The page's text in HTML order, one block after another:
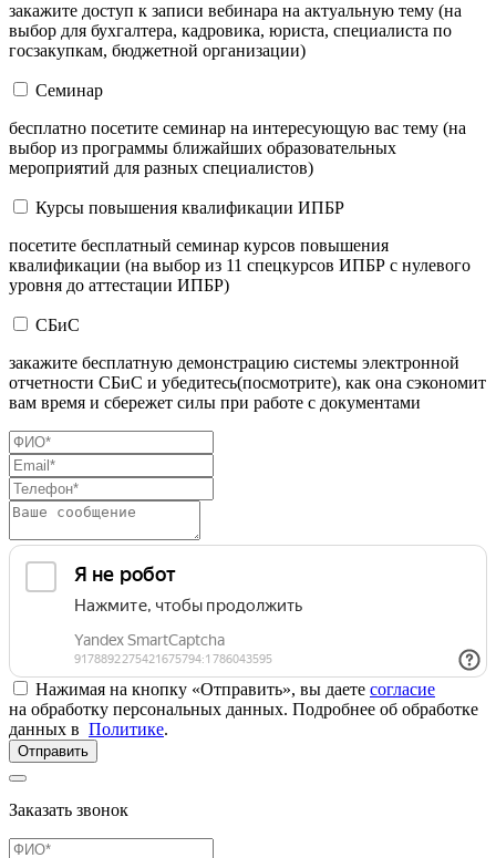
закажите доступ к записи вебинара на актуальную тему (на
выбор для бухгалтера, кадровика, юриста, специалиста по
госзакупкам, бюджетной организации)
Семинар
бесплатно посетите семинар на интересующую вас тему (на
выбор из программы ближайших образовательных
мероприятий для разных специалистов)
Курсы повышения квалификации ИПБР
посетите бесплатный семинар курсов повышения
квалификации (на выбор из 11 спецкурсов ИПБР с нулевого
уровня до аттестации ИПБР)
СБиС
закажите бесплатную демонстрацию системы электронной
отчетности СБиС и убедитесь(посмотрите), как она сэкономит
вам время и сбережет силы при работе с документами
Нажимая на кнопку «Отправить», вы даете согласие
на обработку персональных данных. Подробнее об обработке
данных в Политике.
Отправить
Заказать звонок